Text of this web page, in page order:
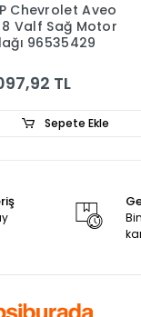
Chevrolet Aveo
8 Valf Sağ Motor
96535429
TL
Sepete Ekle